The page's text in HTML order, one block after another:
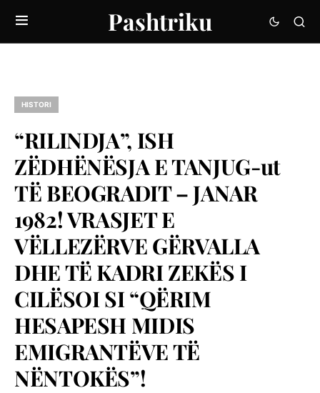
Pashtriku
HISTORI
“RILINDJA”, ISH
ZËDHËNËSJA E TANJUG-ut
TË BEOGRADIT – JANAR
1982! VRASJET E
VËLLEZËRVE GËRVALLA
DHE TË KADRI ZEKËS I
CILËSOI SI “QËRIM
HESAPESH MIDIS
EMIGRANTËVE TË
NËNTOKËS”!